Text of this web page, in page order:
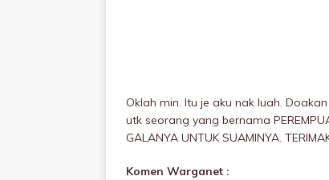
Oklah min. Itu je aku nak luah.
utk seorang yang bernama
GALANYA UNTUK SUAMINYA.
Komen Warganet :